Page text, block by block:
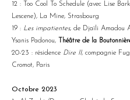
12 : Too Cool To Schedule (avec Lise
Lescene), La Mine, Strasbourg
19 : Les impatientes, de Djaïli Amadou
Ysanis Padonou,
Théâtre de la
20-23 : résidence Dire II, compagnie
Cromot, Paris
Octobre 2023